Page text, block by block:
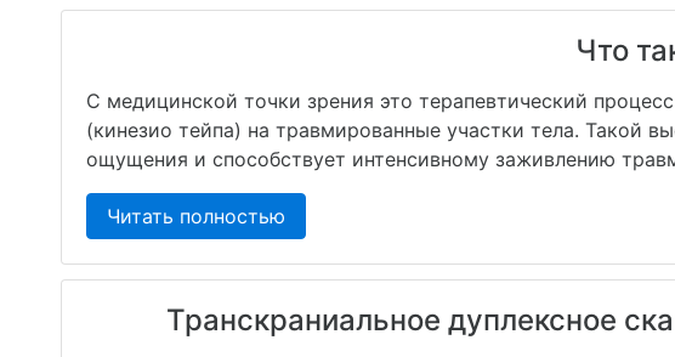
Что
С медицинской точки зрения это терапевтический
(кинезио тейпа) на травмированные участки тела. Такой
ощущения и способствует интенсивному заживлению
Читать полностью
Транскраниальное дуплексное